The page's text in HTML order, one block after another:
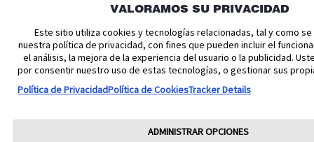
VALORAMOS SU PRIVACIDAD
Este sitio utiliza cookies y tecnologías relacionadas, tal y como
nuestra política de privacidad, con fines que pueden incluir el
el análisis, la mejora de la experiencia del usuario o la publicidad.
por consentir nuestro uso de estas tecnologías, o gestionar sus
Política de PrivacidadPolítica de CookiesTracker Details
ADMINISTRAR OPCIONES